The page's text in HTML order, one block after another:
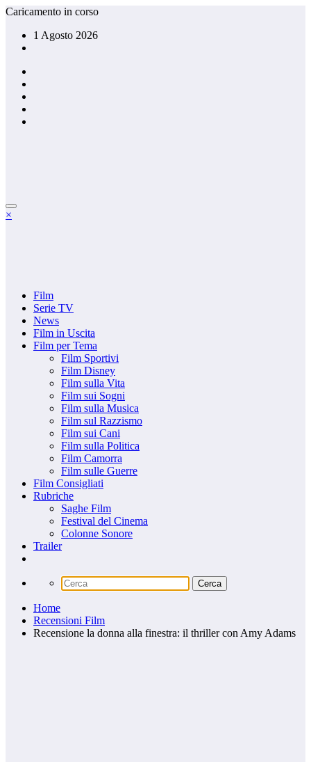
Vai
contenuto
Caricamento in corso
1 Agosto 2026
×
Film
Serie TV
News
Film in Uscita
Film per Tema
Film Sportivi
Film Disney
Film sulla Vita
Film sui Sogni
Film sulla Musica
Film sul Razzismo
Film sui Cani
Film sulla Politica
Film Camorra
Film sulle Guerre
Film Consigliati
Rubriche
Saghe Film
Festival del Cinema
Colonne Sonore
Trailer
Home
Recensioni Film
Recensione la donna alla finestra: il thriller con Amy Adams